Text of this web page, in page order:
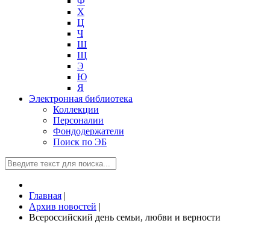
Х
Ц
Ч
Ш
Щ
Э
Ю
Я
Электронная библиотека
Коллекции
Персоналии
Фондодержатели
Поиск по ЭБ
Главная |
Архив новостей |
Всероссийский день семьи, любви и верности